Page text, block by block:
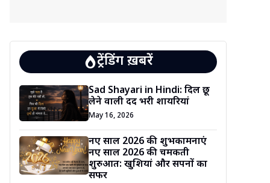
ट्रेंडिंग ख़बरें
Sad Shayari in Hindi: दिल छू
लेने वाली दर्द भरी शायरियां
May 16, 2026
नए साल 2026 की शुभकामनाएं
नए साल 2026 की चमकती
शुरुआत: खुशियां और सपनों का
सफर